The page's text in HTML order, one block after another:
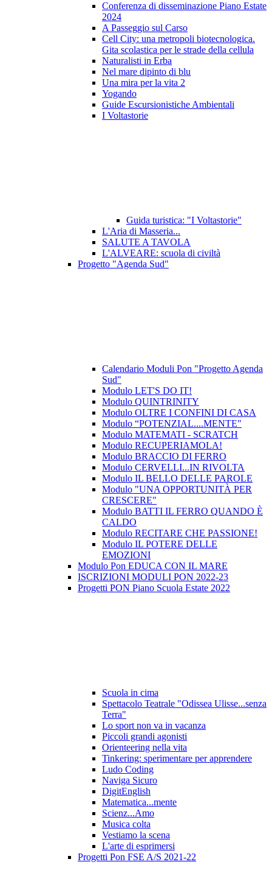
Conferenza di disseminazione Piano Estate
2024
A Passeggio sul Carso
Cell City: una metropoli biotecnologica.
Gita scolastica per le strade della cellula
Naturalisti in Erba
Nel mare dipinto di blu
Una mira per la vita 2
Yogando
Guide Escursionistiche Ambientali
I Voltastorie
Guida turistica: "I Voltastorie"
L'Aria di Masseria...
SALUTE A TAVOLA
L'ALVEARE: scuola di civiltà
Progetto "Agenda Sud"
Calendario Moduli Pon "Progetto Agenda
Sud"
Modulo LET'S DO IT!
Modulo QUINTRINITY
Modulo OLTRE I CONFINI DI CASA
Modulo “POTENZIAL....MENTE"
Modulo MATEMATI - SCRATCH
Modulo RECUPERIAMOLA!
Modulo BRACCIO DI FERRO
Modulo CERVELLI...IN RIVOLTA
Modulo IL BELLO DELLE PAROLE
Modulo "UNA OPPORTUNITÀ PER
CRESCERE"
Modulo BATTI IL FERRO QUANDO È
CALDO
Modulo RECITARE CHE PASSIONE!
Modulo IL POTERE DELLE
EMOZIONI
Modulo Pon EDUCA CON IL MARE
ISCRIZIONI MODULI PON 2022-23
Progetti PON Piano Scuola Estate 2022
Scuola in cima
Spettacolo Teatrale "Odissea Ulisse...senza
Terra"
Lo sport non va in vacanza
Piccoli grandi agonisti
Orienteering nella vita
Tinkering: sperimentare per apprendere
Ludo Coding
Naviga Sicuro
DigitEnglish
Matematica...mente
Scienz...Amo
Musica colta
Vestiamo la scena
L'arte di esprimersi
Progetti Pon FSE A/S 2021-22